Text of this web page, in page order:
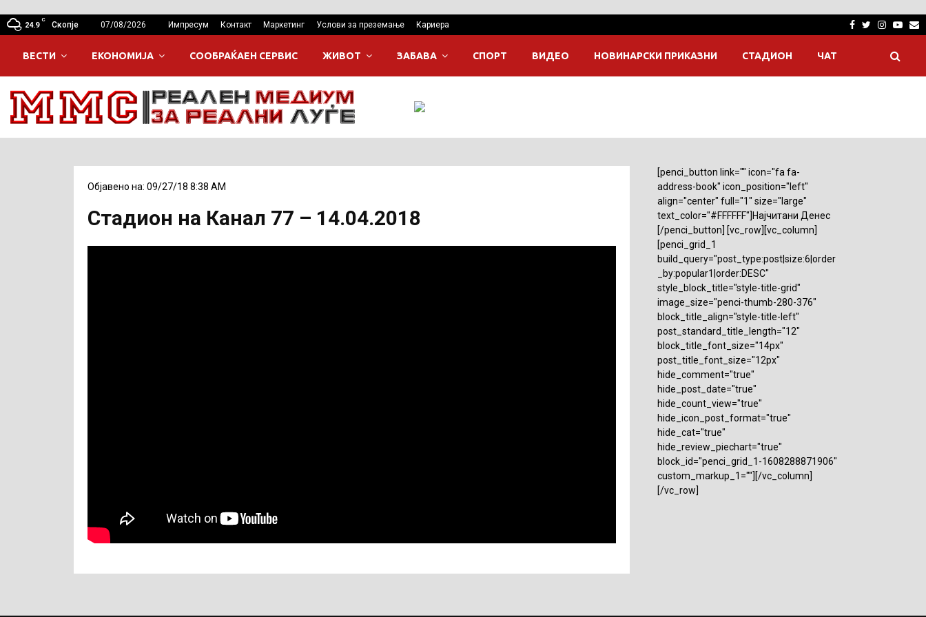
24.9
C
Скопје 07/08/2026 Импресум Контакт Маркетинг Услови за преземање Кариера Facebook
Twitter
ВЕСТИ ЕКОНОМИЈА СООБРАЌАЕН СЕРВИС ЖИВОТ ЗАБАВА СПОРТ ВИДЕО НОВИНАРСКИ ПРИКАЗНИ СТАДИОН ЧАТ
Објавено на: 09/27/18 8:38 AM
Стадион на Канал 77 – 14.04.2018
[penci_button link="" icon="fa fa-
address-book" icon_position="left"
align="center" full="1" size="large"
text_color="#FFFFFF"]Најчитани Денес
[/penci_button] [vc_row][vc_column]
[penci_grid_1
build_query="post_type:post|size:6|order
_by:popular1|order:DESC"
style_block_title="style-title-grid"
image_size="penci-thumb-280-376"
block_title_align="style-title-left"
post_standard_title_length="12"
block_title_font_size="14px"
post_title_font_size="12px"
hide_comment="true"
hide_post_date="true"
hide_count_view="true"
hide_icon_post_format="true"
hide_cat="true"
hide_review_piechart="true"
block_id="penci_grid_1-1608288871906"
custom_markup_1=""][/vc_column]
[/vc_row]